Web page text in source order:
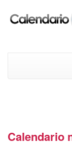
Calendario